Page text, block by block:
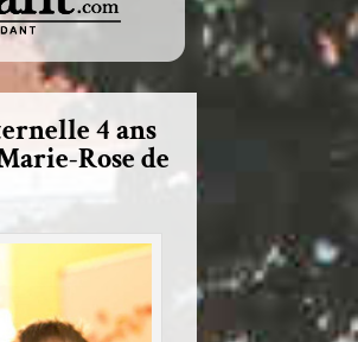
4 ans
Rose de